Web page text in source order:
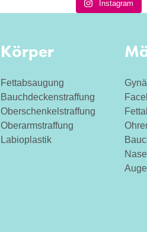
Instagram
Körper
Fettabsaugung
Bauchdeckenstraffung
Oberschenkelstraffung
Oberarmstraffung
Labioplastik